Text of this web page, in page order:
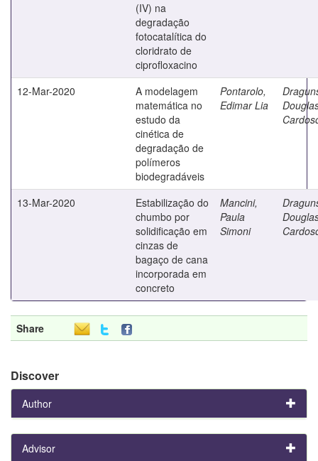
(IV) na
degradação
fotocatalítica do
cloridrato de
ciprofloxacino
12-Mar-2020
A modelagem
matemática no
estudo da
cinética de
degradação de
polímeros
biodegradáveis
Pontarolo,
Edimar Lia
13-Mar-2020
Estabilização do
chumbo por
solidificação em
cinzas de
bagaço de cana
incorporada em
concreto
Mancini,
Paula
Simoni
Share
Discover
Author
Advisor